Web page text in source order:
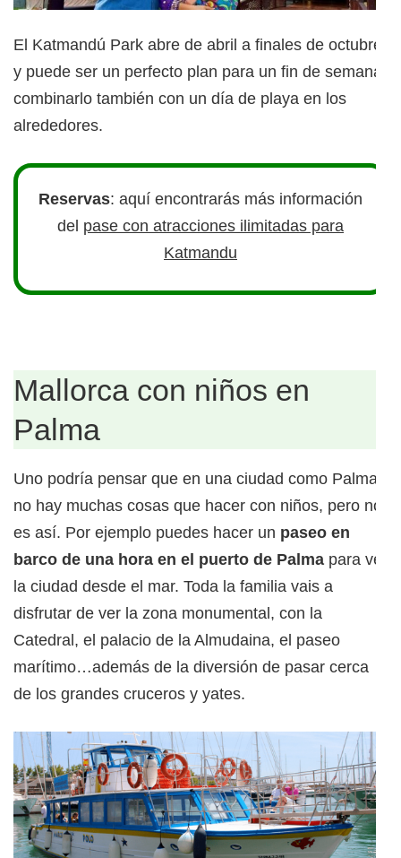
El Katmandú Park abre de abril a finales de octubre,
y puede ser un perfecto plan para un fin de semana
combinarlo también con un día de playa en los
alrededores.
Reservas: aquí encontrarás más información
del pase con atracciones ilimitadas para
Katmandu
Mallorca con niños en
Palma
Uno podría pensar que en una ciudad como Palma
no hay muchas cosas que hacer con niños, pero no
es así. Por ejemplo puedes hacer un paseo en
barco de una hora en el puerto de Palma para ver
la ciudad desde el mar. Toda la familia vais a
disfrutar de ver la zona monumental, con la
Catedral, el palacio de la Almudaina, el paseo
marítimo…además de la diversión de pasar cerca
de los grandes cruceros y yates.